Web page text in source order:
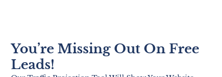
You’re Missing Out On Free
Leads!